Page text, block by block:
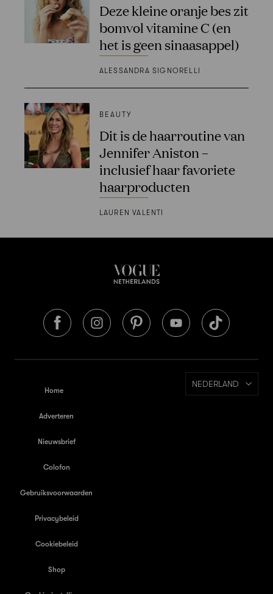
Deze kleine oranje bes zit
bomvol vitamine C (en
het is geen sinaasappel)
ALESSANDRA SIGNORELLI
BEAUTY
Dit is de haarroutine van
Jennifer Aniston –
inclusief haar favoriete
haarproducten
LAUREN VALENTI
Home
Adverteren
Nieuwsbrief
Colofon
Gebruiksvoorwaarden
Privacybeleid
Cookiebeleid
Shop
NEDERLAND